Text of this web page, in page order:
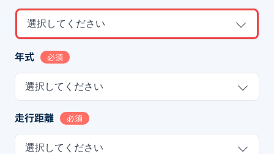
選択してください
年式 必須
選択してください
走行距離 必須
選択してください